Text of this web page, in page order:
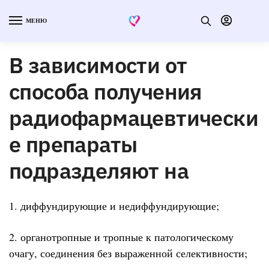
МЕНЮ
В зависимости от
способа получения
радиофармацевтически
е препараты
подразделяют на
1. диффундирующие и недиффундирующие;
2. органотропные и тропные к патологическому
очагу, соединения без выраженной селективности;